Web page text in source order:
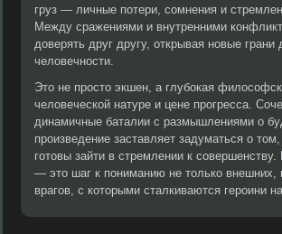
груз — личные потери, сомнения и
Между сражениями и внутренними
доверять друг другу, открывая новые
человечности.
Это не просто экшен, а глубокая
человеческой натуре и цене прогресса.
динамичные баталии с размышлениями о
произведение заставляет задуматься о
готовы зайти в стремлении к
— это шаг к пониманию не только внешних,
врагов, с которыми сталкиваются героини